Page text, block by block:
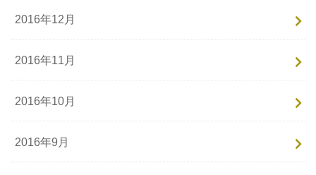
2016年12月
2016年11月
2016年10月
2016年9月